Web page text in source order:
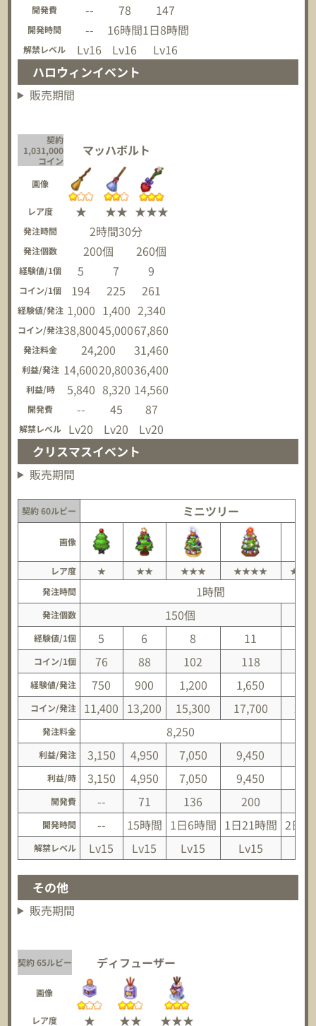
開発費 -- 78 147
開発時間 -- 16時間1日8時間
解禁レベル Lv16 Lv16 Lv16
ハロウィンイベント
販売期間
契約
1,031,000
コイン
マッハボルト
画像
レア度 ★ ★★ ★★★
発注時間 2時間30分
発注個数 200個 260個
経験値/1個 5 7 9
コイン/1個 194 225 261
経験値/発注 1,000 1,400 2,340
コイン/発注38,80045,00067,860
発注料金 24,200 31,460
利益/発注 14,60020,80036,400
利益/時 5,840 8,320 14,560
開発費 -- 45 87
解禁レベル Lv20 Lv20 Lv20
クリスマスイベント
販売期間
契約 60ルビー ミニツリー
画像
レア度 ★ ★★ ★★★ ★★★★
発注時間
1時間
発注個数 150個
経験値/1個 5 6 8 11
コイン/1個 76 88 102 118
経験値/発注 750 900 1,200 1,650
コイン/発注 11,400 13,200 15,300 17,700
発注料金 8,250
利益/発注 3,150 4,950 7,050 9,450
利益/時 3,150 4,950 7,050 9,450
開発費 -- 71 136 200
開発時間 -- 15時間 1日6時間 1日21時間 2日
解禁レベル Lv15 Lv15 Lv15 Lv15
その他
販売期間
契約 65ルビー ディフューザー
画像
レア度 ★ ★★ ★★★